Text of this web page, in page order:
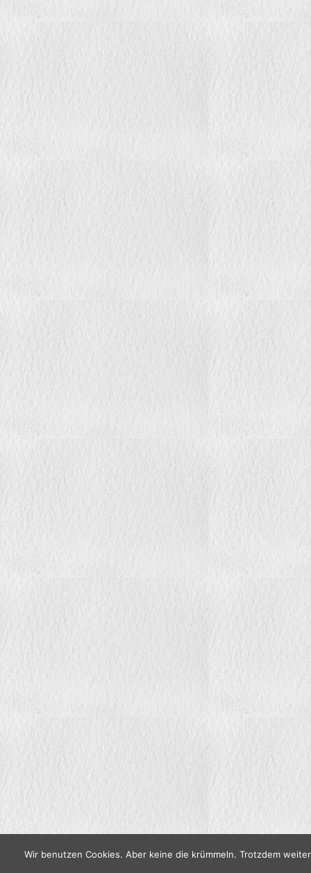
Wir benutzen Cookies. Aber keine die krümmeln. Trotzdem